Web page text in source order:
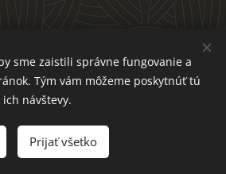
budú spracovávané v
automatizovaným spôsobom
sme zaistili správne fungovanie a
Tým vám môžeme poskytnúť tú
návštevy.
Prijať všetko